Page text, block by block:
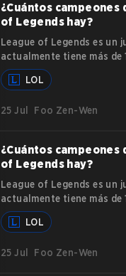
¿Cuántos campeones
of Legends hay?
League of Legends es un
actualmente tiene más de
Entonces, ¿cuántos
League of Legends hay? A
principales videojuegos en
LOL
25 Jul Foo Zen-Wen
¿Cuántos campeones
of Legends hay?
League of Legends es un
actualmente tiene más de
Entonces, ¿cuántos
League of Legends hay? A
principales videojuegos en
LOL
25 Jul Foo Zen-Wen